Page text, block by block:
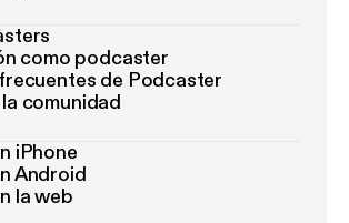
como podcaster
de Podcaster
comunidad
iPhone
Android
la web